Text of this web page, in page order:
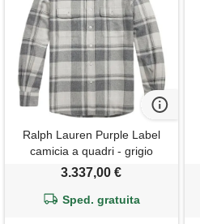
Ralph Lauren Purple Label
camicia a quadri - grigio
3.337,00 €
Sped. gratuita